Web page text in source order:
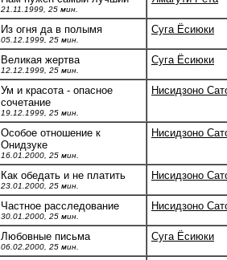
21.11.1999, 25 мин.
Из огня да в полымя
05.12.1999, 25 мин.
Суга Ёсиюки
Великая жертва
12.12.1999, 25 мин.
Суга Ёсиюки
Ум и красота - опасное
сочетание
19.12.1999, 25 мин.
Нисидзоно
Особое отношение к
Онидзуке
16.01.2000, 25 мин.
Нисидзоно
Как обедать и не платить
23.01.2000, 25 мин.
Нисидзоно
Частное расследование
30.01.2000, 25 мин.
Нисидзоно
Любовные письма
06.02.2000, 25 мин.
Суга Ёсиюки